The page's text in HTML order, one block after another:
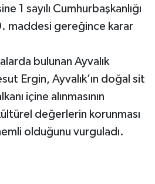
1 sayılı Cumhurbaşkanlığı
maddesi gereğince karar
bulunan Ayvalık
Ergin, Ayvalık’ın doğal sit
içine alınmasının
değerlerin korunması
olduğunu vurguladı.